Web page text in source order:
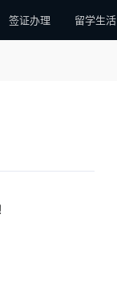
签证办理 留学生活